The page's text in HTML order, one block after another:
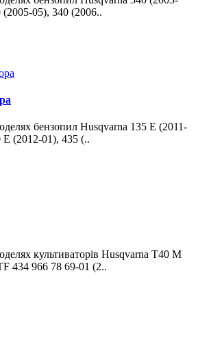
05), 340 (2006..
бензопил Husqvarna 135 E (2011-
(2012-01), 435 (..
культиваторів Husqvarna T40 M
434 966 78 69-01 (2..